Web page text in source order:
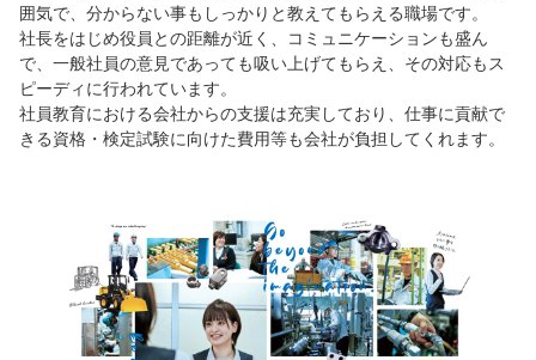
囲気で、分からない事もしっかりと教えてもらえる職場です。
社長をはじめ役員との距離が近く、コミュニケーションも盛ん
で、一般社員の意見であっても吸い上げてもらえ、その対応もス
ピーディに行われています。
社員教育における会社からの支援は充実しており、仕事に貢献で
きる資格・検定試験に向けた費用等も会社が負担してくれます。